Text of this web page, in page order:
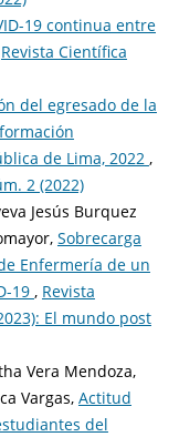
19 continua entre
Revista Científica
del egresado de la
de Lima, 2022 ,
2 (2022)
Jesús Burquez
Sobrecarga
Enfermería de un
19 , Revista
El mundo post
Vera Mendoza,
Vargas, Actitud
del